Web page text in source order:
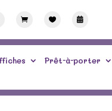
  
Prêt-à-porter